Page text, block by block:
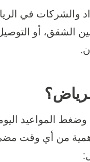
والشركات في
بين الشقق، أو
المواعيد
أهمية من أي وقت